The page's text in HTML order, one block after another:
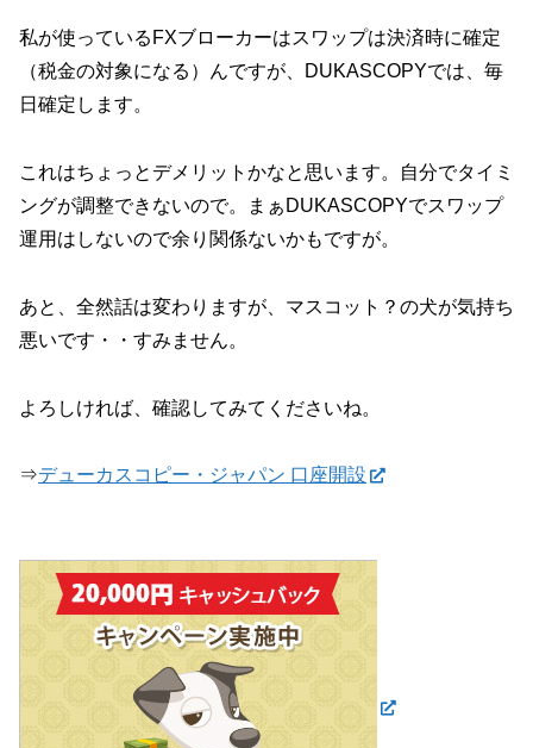
私が使っているFXブローカーはスワップは決済時に確定
（税金の対象になる）んですが、DUKASCOPYでは、毎
日確定します。
これはちょっとデメリットかなと思います。自分でタイミ
ングが調整できないので。まぁDUKASCOPYでスワップ
運用はしないので余り関係ないかもですが。
あと、全然話は変わりますが、マスコット？の犬が気持ち
悪いです・・すみません。
よろしければ、確認してみてくださいね。
⇒デューカスコピー・ジャパン 口座開設